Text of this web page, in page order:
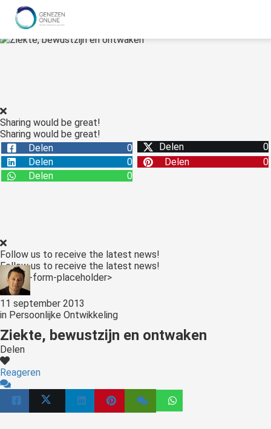
Sharing would be great!
Sharing would be great!
Delen
0 Delen
0
Delen
0 Delen
0
Delen
0
Follow us to receive the latest news!
Follow us to receive the latest news!
<:optin-form-placeholder>
11 september 2013
in Persoonlijke Ontwikkeling
Ziekte, bewustzijn en ontwaken
Delen
Reageren